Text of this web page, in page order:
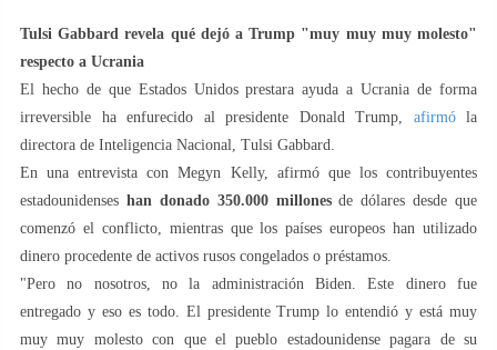
Tulsi Gabbard revela qué dejó a Trump "muy muy muy molesto"
respecto a Ucrania
El hecho de que Estados Unidos prestara ayuda a Ucrania de forma
irreversible ha enfurecido al presidente Donald Trump, afirmóla
directora de Inteligencia Nacional, Tulsi Gabbard.
En una entrevista con Megyn Kelly, afirmó que los contribuyentes
estadounidenses han donado 350.000 millonesde dólares desde que
comenzó el conflicto, mientras que los países europeos han utilizado
dinero procedente de activos rusos congelados o préstamos.
"Pero no nosotros, no la administración Biden. Este dinero fue
entregado y eso es todo. El presidente Trump lo entendió y está muy
muy muy molesto con que el pueblo estadounidense pagara de su